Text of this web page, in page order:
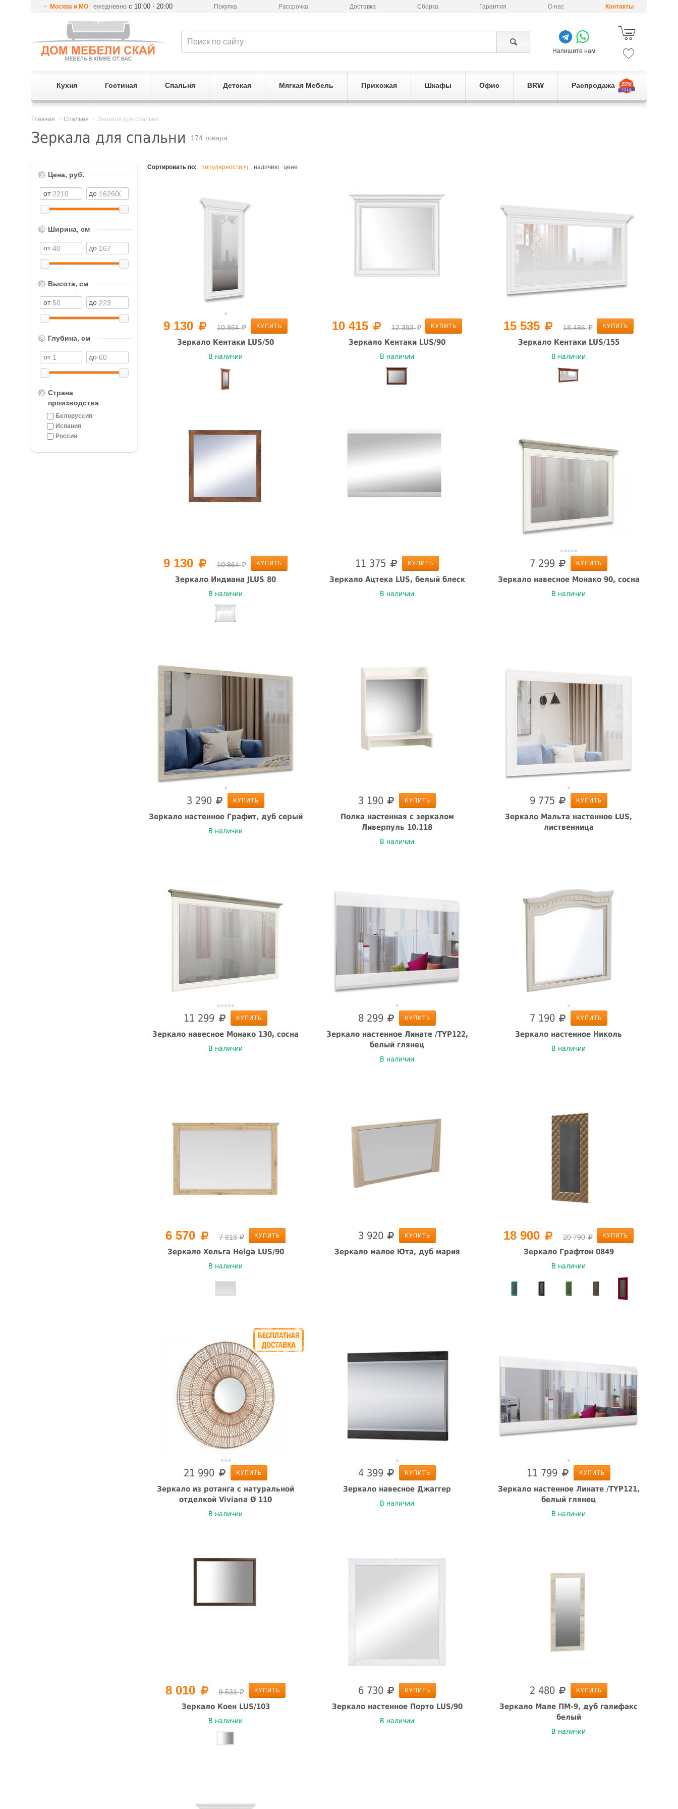
Москва и МО ежедневнос 10:00 - 20:00 Покупка Рассрочка Доставка Сборка Гарантия О нас Контакты
Напишите нам
Кухня Гостиная Спальня Детская Мягкая Мебель Прихожая Шкафы Офис BRW Распродажа
Главная Спальня Зеркала для спальни
Зеркала для спальни 174 товара
Цена, руб.
Ширина, см
Высота, см
Глубина, см
Страна
производства
Белоруссия
Испания
Россия
Сортировать по: популярности наличию цене
9 130 10 864 КУПИТЬ
Зеркало Кентаки LUS/50
В наличии
10 415 12 393 КУПИТЬ
Зеркало Кентаки LUS/90
В наличии
15 535 18 486 КУПИТЬ
Зеркало Кентаки LUS/155
В наличии
9 130 10 864 КУПИТЬ
Зеркало Индиана JLUS 80
В наличии
11 375 КУПИТЬ
Зеркало Ацтека LUS, белый блеск
В наличии
7 299 КУПИТЬ
Зеркало навесное Монако 90, сосна
В наличии
3 290 КУПИТЬ
Зеркало настенное Графит, дуб серый
В наличии
3 190 КУПИТЬ
Полка настенная с зеркалом
Ливерпуль 10.118
В наличии
9 775 КУПИТЬ
Зеркало Мальта настенное LUS,
лиственница
11 299 КУПИТЬ
Зеркало навесное Монако 130, сосна
В наличии
8 299 КУПИТЬ
Зеркало настенное Линате /TYP122,
белый глянец
В наличии
7 190 КУПИТЬ
Зеркало настенное Николь
В наличии
6 570 7 818 КУПИТЬ
Зеркало Хельга Helga LUS/90
В наличии
3 920 КУПИТЬ
Зеркало малое Юта, дуб мария
18 900 20 790 КУПИТЬ
Зеркало Графтон 0849
В наличии
21 990 КУПИТЬ
Зеркало из ротанга с натуральной
отделкой Viviana Ø 110
В наличии
4 399 КУПИТЬ
Зеркало навесное Джаггер
В наличии
11 799 КУПИТЬ
Зеркало настенное Линате /TYP121,
белый глянец
В наличии
8 010 9 531 КУПИТЬ
Зеркало Коен LUS/103
В наличии
6 730 КУПИТЬ
Зеркало настенное Порто LUS/90
В наличии
2 480 КУПИТЬ
Зеркало Мале ПМ-9, дуб галифакс
белый
В наличии